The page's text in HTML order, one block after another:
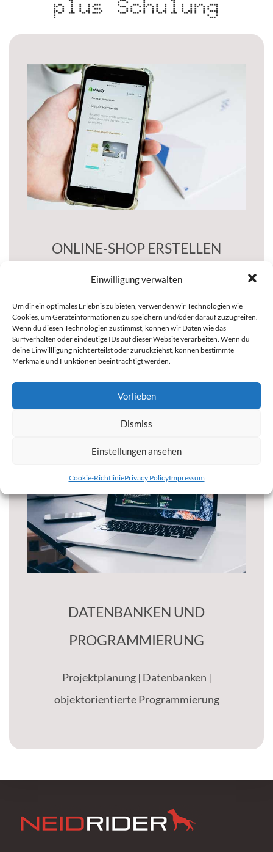
Einwilligung verwalten
Um dir ein optimales Erlebnis zu bieten, verwenden wir Technologien wie
Cookies, um Geräteinformationen zu speichern und/oder darauf zuzugreifen.
Wenn du diesen Technologien zustimmst, können wir Daten wie das
Surfverhalten oder eindeutige IDs auf dieser Website verarbeiten. Wenn du
deine Einwillligung nicht erteilst oder zurückziehst, können bestimmte
Merkmale und Funktionen beeinträchtigt werden.
Vorlieben
Dismiss
Einstellungen ansehen
Cookie-RichtliniePrivacy PolicyImpressum
plus Schulung
ONLINE-SHOP ERSTELLEN
Wir erstellen Ihren Online-Shop gemeinsam
mit Ihren Mitarbeitern, die gleichzeitig eine
Intensivschulung erhalten.
BIS ZU 6 TEILNEHMERN - 1 PREIS
können Sie als Inhouse Variante bei Ihnen vor
Ort oder in unseren Schulungsräumen buchen.
ONLINE-SHOP SCHULUNGEN
DATENBANKEN UND
PROGRAMMIERUNG
Projektplanung | Datenbanken |
objektorientierte Programmierung
BIS ZU 6 TEILNEHMERN - 1 PREIS
können Sie als Inhouse Variante bei Ihnen vor
Ort oder in unseren Schulungsräumen buchen.
DATENBANKEN UND PROGRAMMIERUNG